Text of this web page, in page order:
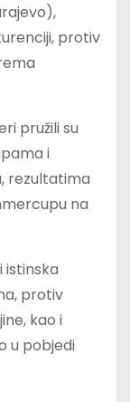
protiv
pružili su
i
rezultatima
na
istinska
protiv
kao i
u pobjedi